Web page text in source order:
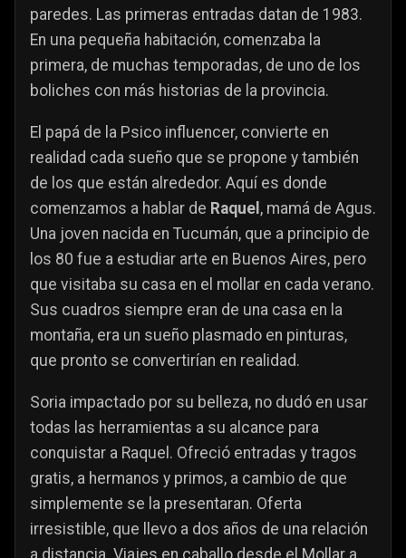
paredes. Las primeras entradas datan de 1983.
En una pequeña habitación, comenzaba la
primera, de muchas temporadas, de uno de los
boliches con más historias de la provincia.
El papá de la Psico influencer, convierte en
realidad cada sueño que se propone y también
de los que están alrededor. Aquí es donde
comenzamos a hablar de Raquel , mamá de Agus.
Una joven nacida en Tucumán, que a principio de
los 80 fue a estudiar arte en Buenos Aires, pero
que visitaba su casa en el mollar en cada verano.
Sus cuadros siempre eran de una casa en la
montaña, era un sueño plasmado en pinturas,
que pronto se convertirían en realidad.
Soria impactado por su belleza, no dudó en usar
todas las herramientas a su alcance para
conquistar a Raquel. Ofreció entradas y tragos
gratis, a hermanos y primos, a cambio de que
simplemente se la presentaran. Oferta
irresistible, que llevo a dos años de una relación
a distancia. Viajes en caballo desde el Mollar a